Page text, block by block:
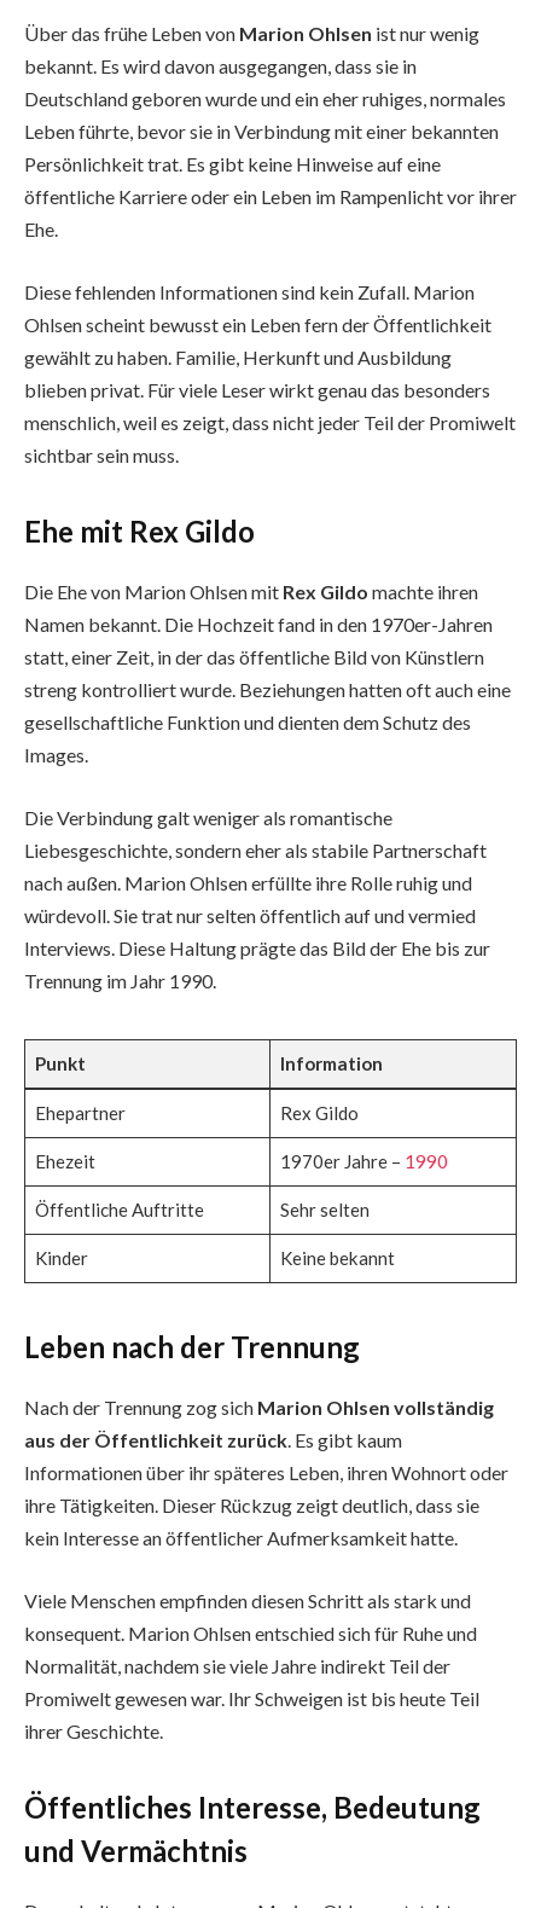
Über das frühe Leben von Marion Ohlsen ist nur wenig
bekannt. Es wird davon ausgegangen, dass sie in
Deutschland geboren wurde und ein eher ruhiges, normales
Leben führte, bevor sie in Verbindung mit einer bekannten
Persönlichkeit trat. Es gibt keine Hinweise auf eine
öffentliche Karriere oder ein Leben im Rampenlicht vor ihrer
Ehe.
Diese fehlenden Informationen sind kein Zufall. Marion
Ohlsen scheint bewusst ein Leben fern der Öffentlichkeit
gewählt zu haben. Familie, Herkunft und Ausbildung
blieben privat. Für viele Leser wirkt genau das besonders
menschlich, weil es zeigt, dass nicht jeder Teil der Promiwelt
sichtbar sein muss.
Ehe mit Rex Gildo
Die Ehe von Marion Ohlsen mit Rex Gildo machte ihren
Namen bekannt. Die Hochzeit fand in den 1970er-Jahren
statt, einer Zeit, in der das öffentliche Bild von Künstlern
streng kontrolliert wurde. Beziehungen hatten oft auch eine
gesellschaftliche Funktion und dienten dem Schutz des
Images.
Die Verbindung galt weniger als romantische
Liebesgeschichte, sondern eher als stabile Partnerschaft
nach außen. Marion Ohlsen erfüllte ihre Rolle ruhig und
würdevoll. Sie trat nur selten öffentlich auf und vermied
Interviews. Diese Haltung prägte das Bild der Ehe bis zur
Trennung im Jahr 1990.
Punkt Information
Ehepartner Rex Gildo
Ehezeit 1970er Jahre – 1990
Öffentliche Auftritte Sehr selten
Kinder Keine bekannt
Leben nach der Trennung
Nach der Trennung zog sich Marion Ohlsen vollständig
aus der Öffentlichkeit zurück. Es gibt kaum
Informationen über ihr späteres Leben, ihren Wohnort oder
ihre Tätigkeiten. Dieser Rückzug zeigt deutlich, dass sie
kein Interesse an öffentlicher Aufmerksamkeit hatte.
Viele Menschen empfinden diesen Schritt als stark und
konsequent. Marion Ohlsen entschied sich für Ruhe und
Normalität, nachdem sie viele Jahre indirekt Teil der
Promiwelt gewesen war. Ihr Schweigen ist bis heute Teil
ihrer Geschichte.
Öffentliches Interesse, Bedeutung
und Vermächtnis